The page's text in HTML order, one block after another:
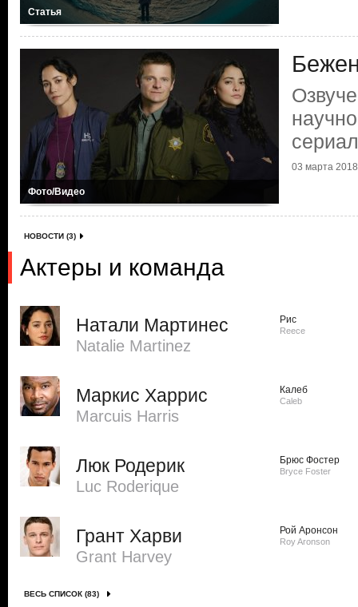
Статья
Фото/Видео
03 марта 2018
НОВОСТИ (3)
Актеры и команда
Натали Мартинес
Natalie Martinez
Рис
Reece
Маркис Харрис
Marcuis Harris
Калеб
Caleb
Люк Родерик
Luc Roderique
Брюс Фостер
Bryce Foster
Грант Харви
Grant Harvey
Рой Аронсон
Roy Aronson
ВЕСЬ СПИСОК (83)